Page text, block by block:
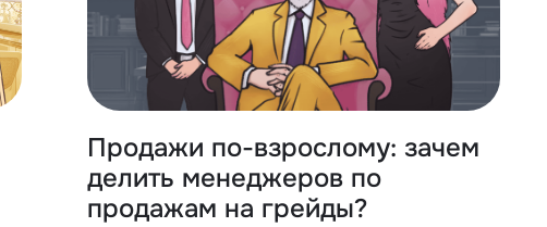
Продажи по-взрослому: зачем
делить менеджеров по
продажам на грейды?